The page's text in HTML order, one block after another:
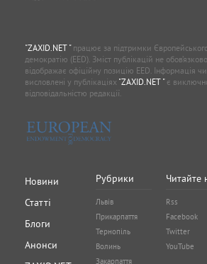
"ZAXID.NET "працює за підтримки
демократію (EED). Зміст публікацій не обов’язково
відображає офіційну позицію EED. Інформація
висловлені у публікаціях "ZAXID.NET "є
відповідальністю редакції.
Новини
Статті
Блоги
Анонси
Рубрики
Львів
Прикарпаття
Тернопіль
Волинь
Закарпаття
Читайте
Rss
Facebook
Twitter
YouTube